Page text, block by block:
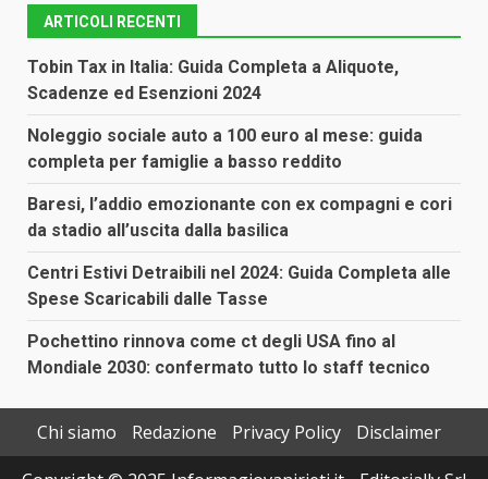
ARTICOLI RECENTI
Tobin Tax in Italia: Guida Completa a Aliquote,
Scadenze ed Esenzioni 2024
Noleggio sociale auto a 100 euro al mese: guida
completa per famiglie a basso reddito
Baresi, l’addio emozionante con ex compagni e cori
da stadio all’uscita dalla basilica
Centri Estivi Detraibili nel 2024: Guida Completa alle
Spese Scaricabili dalle Tasse
Pochettino rinnova come ct degli USA fino al
Mondiale 2030: confermato tutto lo staff tecnico
Chi siamo Redazione Privacy Policy
Disclaimer